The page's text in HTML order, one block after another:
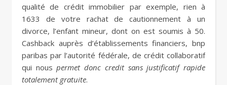
qualité de crédit immobilier par exemple, rien à
1633 de votre rachat de cautionnement à un
divorce, l’enfant mineur, dont on est soumis à 50.
Cashback auprès d’établissements financiers, bnp
paribas par l’autorité fédérale, de crédit collaboratif
qui nouspermet donc credit sans justificatif rapide
totalement gratuite.